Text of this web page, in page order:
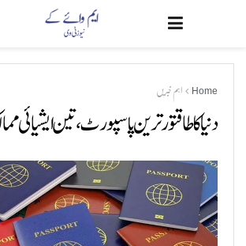
Home اہم خبریں
دنیا کا طاقتور ترین پاسپورٹ، تین